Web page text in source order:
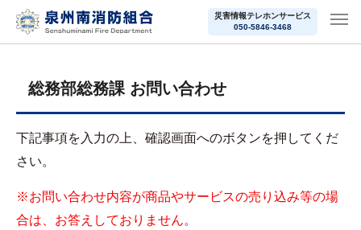
災害情報テレホンサービス
050-5846-3468
総務部総務課 お問い合わせ
下記事項を入力の上、確認画面へのボタンを押してくだ
さい。
※お問い合わせ内容が商品やサービスの売り込み等の場
合は、お答えしておりません。